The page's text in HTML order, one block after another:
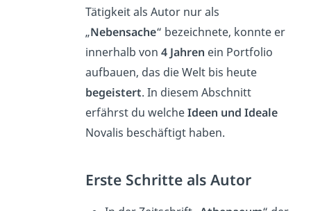
Tätigkeit als Autor nur als
„Nebensache“ bezeichnete, konnte er
innerhalb von4 Jahren ein Portfolio
aufbauen, das die Welt bis heute
begeistert. In diesem Abschnitt
erfährst du welcheIdeen und Ideale
Novalis beschäftigt haben.
Erste Schritte als Autor